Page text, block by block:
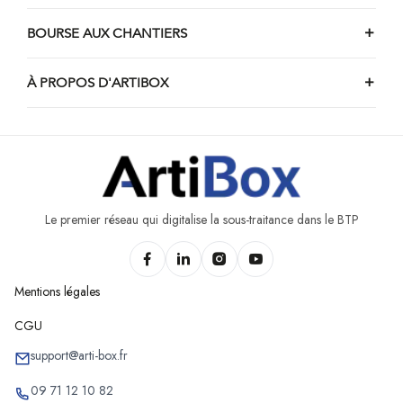
Chantiers de piscine d'Engis
Chantiers de piscine de Burdinne
Chantiers de piscine de Trois-Ponts
Chantiers de piscine d'Héron
BOURSE AUX CHANTIERS
À PROPOS D'ARTIBOX
Le premier réseau qui digitalise la sous-traitance dans le BTP
Mentions légales
CGU
support@arti-box.fr
09 71 12 10 82